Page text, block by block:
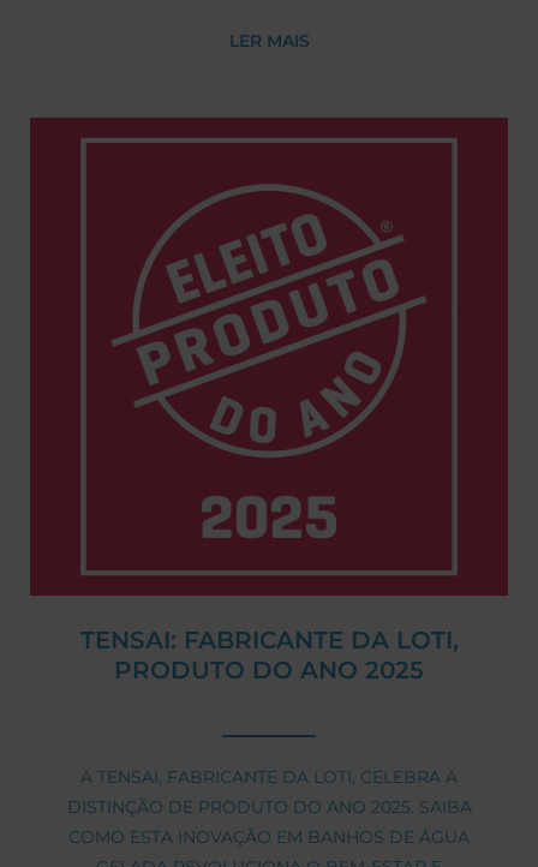
LER MAIS
TENSAI: FABRICANTE DA LOTI,
PRODUTO DO ANO 2025
A TENSAI, FABRICANTE DA LOTI, CELEBRA A
DISTINÇÃO DE PRODUTO DO ANO 2025. SAIBA
COMO ESTA INOVAÇÃO EM BANHOS DE ÁGUA